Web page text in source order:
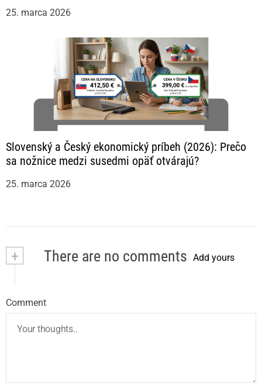
25. marca 2026
Slovenský a Český ekonomický príbeh (2026): Prečo
sa nožnice medzi susedmi opäť otvárajú?
25. marca 2026
+ There are no comments Add yours
Comment